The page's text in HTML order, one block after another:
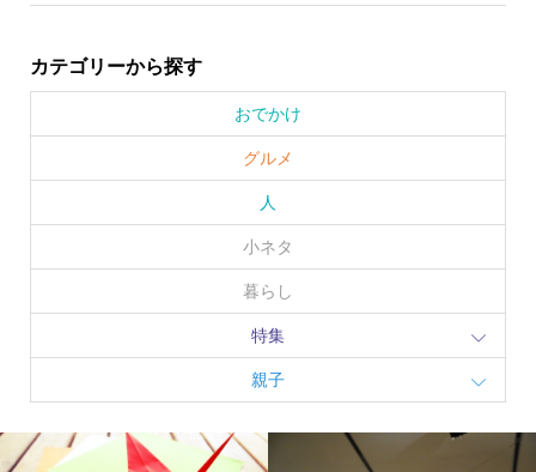
カテゴリーから探す
おでかけ
グルメ
人
小ネタ
暮らし
特集
親子